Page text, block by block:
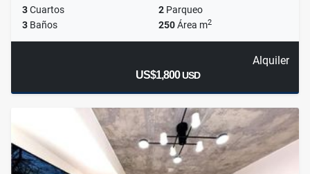
3Cuartos 2 Parqueo
3 Baños 250Área m2
Alquiler
US$1,800USD